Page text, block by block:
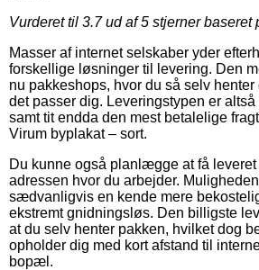
Vurderet til 3.7ud af 5 stjerner baseret
Masser af internet selskaber yder
forskellige løsninger til levering. Den
nu pakkeshops, hvor du så selv
det passer dig. Leveringstypen er
samt tit endda den mest betalelige
Virum byplakat – sort.
Du kunne også planlægge at få leveret
adressen hvor du arbejder.
sædvanligvis en kende mere
ekstremt gnidningsløs. Den billigste
at du selv henter pakken, hvilket dog
opholder dig med kort afstand til
bopæl.